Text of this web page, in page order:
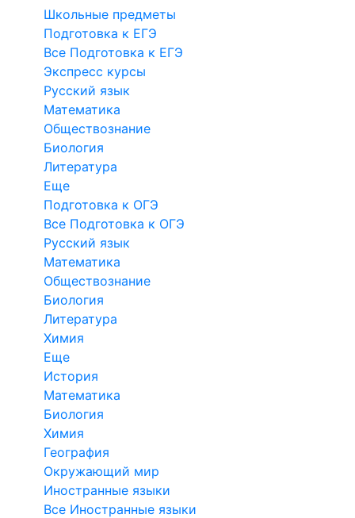
Школьные предметы
Подготовка к ЕГЭ
Все Подготовка к ЕГЭ
Экспресс курсы
Русский язык
Математика
Обществознание
Биология
Литература
Еще
Подготовка к ОГЭ
Все Подготовка к ОГЭ
Русский язык
Математика
Обществознание
Биология
Литература
Химия
Еще
История
Математика
Биология
Химия
География
Окружающий мир
Иностранные языки
Все Иностранные языки